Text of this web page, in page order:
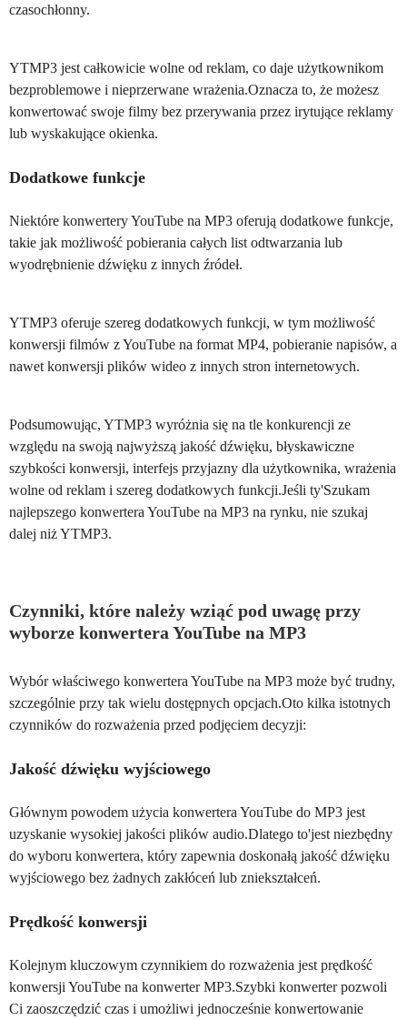
czasochłonny.
YTMP3 jest całkowicie wolne od reklam, co daje użytkownikom
bezproblemowe i nieprzerwane wrażenia.Oznacza to, że możesz
konwertować swoje filmy bez przerywania przez irytujące reklamy
lub wyskakujące okienka.
Dodatkowe funkcje
Niektóre konwertery YouTube na MP3 oferują dodatkowe funkcje,
takie jak możliwość pobierania całych list odtwarzania lub
wyodrębnienie dźwięku z innych źródeł.
YTMP3 oferuje szereg dodatkowych funkcji, w tym możliwość
konwersji filmów z YouTube na format MP4, pobieranie napisów, a
nawet konwersji plików wideo z innych stron internetowych.
Podsumowując, YTMP3 wyróżnia się na tle konkurencji ze
względu na swoją najwyższą jakość dźwięku, błyskawiczne
szybkości konwersji, interfejs przyjazny dla użytkownika, wrażenia
wolne od reklam i szereg dodatkowych funkcji.Jeśli ty'Szukam
najlepszego konwertera YouTube na MP3 na rynku, nie szukaj
dalej niż YTMP3.
Czynniki, które należy wziąć pod uwagę przy
wyborze konwertera YouTube na MP3
Wybór właściwego konwertera YouTube na MP3 może być trudny,
szczególnie przy tak wielu dostępnych opcjach.Oto kilka istotnych
czynników do rozważenia przed podjęciem decyzji:
Jakość dźwięku wyjściowego
Głównym powodem użycia konwertera YouTube do MP3 jest
uzyskanie wysokiej jakości plików audio.Dlatego to'jest niezbędny
do wyboru konwertera, który zapewnia doskonałą jakość dźwięku
wyjściowego bez żadnych zakłóceń lub zniekształceń.
Prędkość konwersji
Kolejnym kluczowym czynnikiem do rozważenia jest prędkość
konwersji YouTube na konwerter MP3.Szybki konwerter pozwoli
Ci zaoszczędzić czas i umożliwi jednocześnie konwertowanie